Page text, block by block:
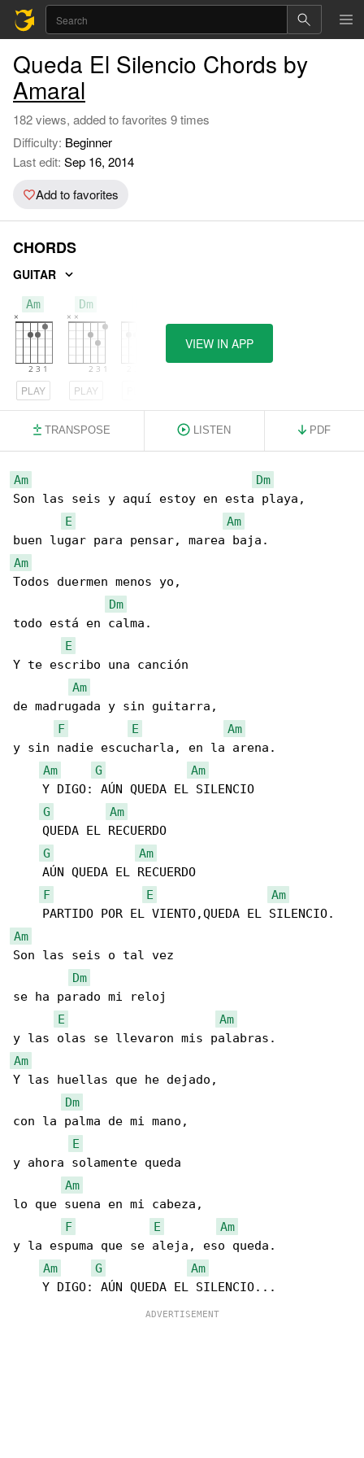
Queda El Silencio Chords by
Amaral
182 views, added to favorites 9 times
Difficulty: Beginner
Last edit: Sep 16, 2014
Add to favorites
CHORDS
GUITAR
Am
PLAY
Dm
PLAY
VIEW IN APP
TRANSPOSE LISTEN PDF
Am
Dm
Son las seis y aquí estoy en esta playa,
E
Am
Am
Todos duermen menos yo,
Dm
todo está en calma.
E
Y te escribo una canción
Am
de madrugada y sin guitarra,
F
E
Am
y sin nadie escucharla, en la arena.
Am
G
Am
    Y DIGO: AÚN QUEDA EL SILENCIO
G
Am
    QUEDA EL RECUERDO
G
Am
    AÚN QUEDA EL RECUERDO
F
E
Am
Am
Son las seis o tal vez
Dm
se ha parado mi reloj
E
Am
Am
Y las huellas que he dejado,
Dm
con la palma de mi mano,
E
y ahora solamente queda
Am
lo que suena en mi cabeza,
F
E
Am
y la espuma que se aleja, eso queda.
Am
G
Am